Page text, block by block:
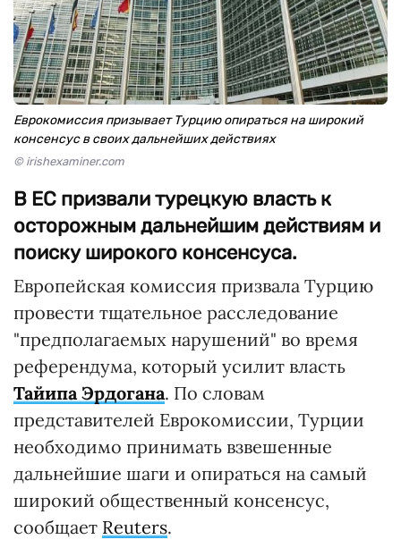
Еврокомиссия призывает Турцию опираться на широкий
консенсус в своих дальнейших действиях
© irishexaminer.com
В ЕС призвали турецкую власть к
осторожным дальнейшим действиям и
поиску широкого консенсуса.
Европейская комиссия призвала Турцию
провести тщательное расследование
"предполагаемых нарушений" во время
референдума, который усилит власть
Тайипа Эрдогана. По словам
представителей Еврокомиссии, Турции
необходимо принимать взвешенные
дальнейшие шаги и опираться на самый
широкий общественный консенсус,
сообщает Reuters.